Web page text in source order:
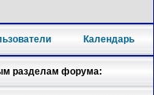
Календарь
разделам форума: